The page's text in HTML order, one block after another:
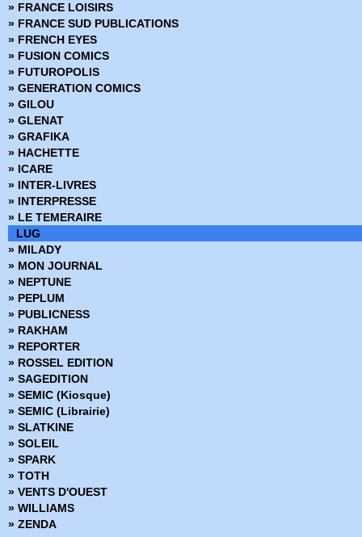
› Strange 74
› Strange 75
› Strange 76
› Strange 77
› Strange 78
› Strange 79
› Strange 80
› Strange 81
› Strange 82
› Strange 83
› Strange 84
› Strange 85
› Strange 86
› Strange 87
› Strange 88
› Strange 89
› Strange 90
› Strange 91
› Strange 92
› Strange 93
› Strange 94
› Strange 95
› Strange 96
› Strange 97
› Strange 98
› Strange 99
› Strange 100
› Strange 101
› Strange 102
› Strange 103
› Strange 104
› Strange 105
› Strange 106
» FRANCE LOISIRS
» FRANCE SUD PUBLICATIONS
» FRENCH EYES
» FUSION COMICS
» FUTUROPOLIS
» GENERATION COMICS
» GILOU
» GLENAT
» GRAFIKA
» HACHETTE
» ICARE
» INTER-LIVRES
» INTERPRESSE
» LE TEMERAIRE
LUG
» MILADY
» MON JOURNAL
» NEPTUNE
» PEPLUM
» PUBLICNESS
» RAKHAM
» REPORTER
» ROSSEL EDITION
» SAGEDITION
» SEMIC (Kiosque)
» SEMIC (Librairie)
» SLATKINE
» SOLEIL
» SPARK
» TOTH
» VENTS D'OUEST
» WILLIAMS
» ZENDA